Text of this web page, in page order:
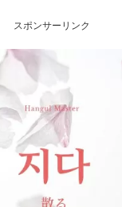
スポンサーリンク